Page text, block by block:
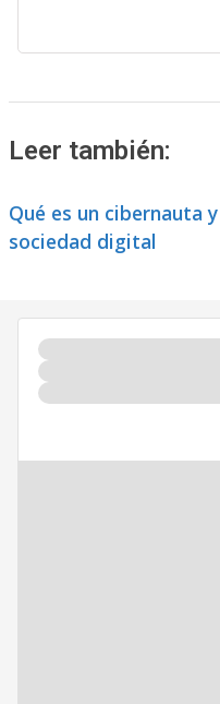
Leer también:
Qué es un cibernauta
sociedad digital